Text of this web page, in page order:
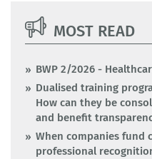
MOST READ
BWP 2/2026 -
Dualised training
How can they be
and benefit
When companies
professional